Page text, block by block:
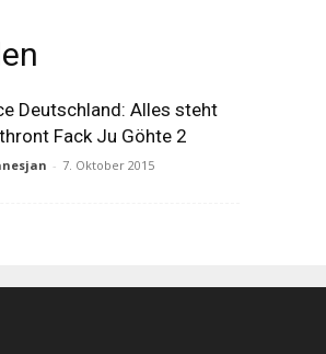
Deutschland: Alles steht
Fack Ju Göhte 2
- 7. Oktober 2015